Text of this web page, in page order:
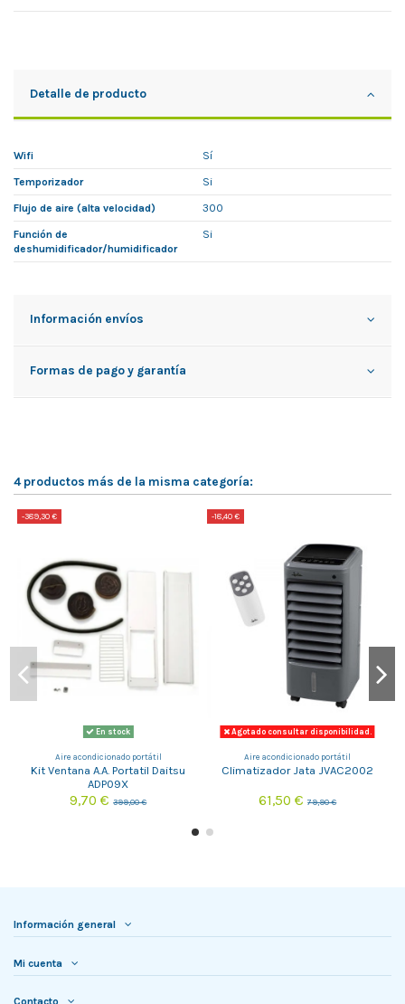
Detalle de producto
Wifi Sí
Temporizador Si
Flujo de aire (alta velocidad) 300
Función de
deshumidificador/humidificador
Si
Información envíos
Formas de pago y garantía
4 productos más de la misma categoría:
-389,30 €
En stock
Aire acondicionado portátil
Kit Ventana A.A. Portatil Daitsu
ADP09X
9,70 €399,00 €
-18,40 €
Agotado consultar disponibilidad.
Aire acondicionado portátil
Climatizador Jata JVAC2002
61,50 €79,90 €
Información general
Mi cuenta